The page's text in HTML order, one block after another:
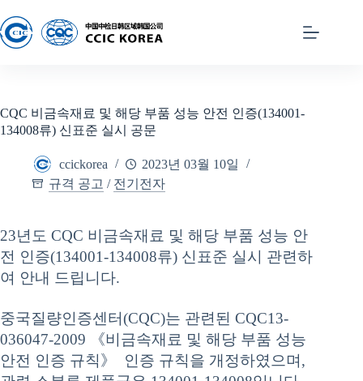
CQC 비금속재료 및 해당 부품 성능 안전 인증(134001-
134008류) 신표준 실시 공문
ccickorea
2023년 03월 10일
규격 공고 / 전기전자
23년도 CQC 비금속재료 및 해당 부품 성능 안
전 인증(134001-134008류) 신표준 실시 관련하
여 안내 드립니다.
중국질량인증센터(CQC)는 관련된 CQC13-
036047-2009 《비금속재료 및 해당 부품 성능
안전 인증 규칙》 인증 규칙을 개정하였으며,